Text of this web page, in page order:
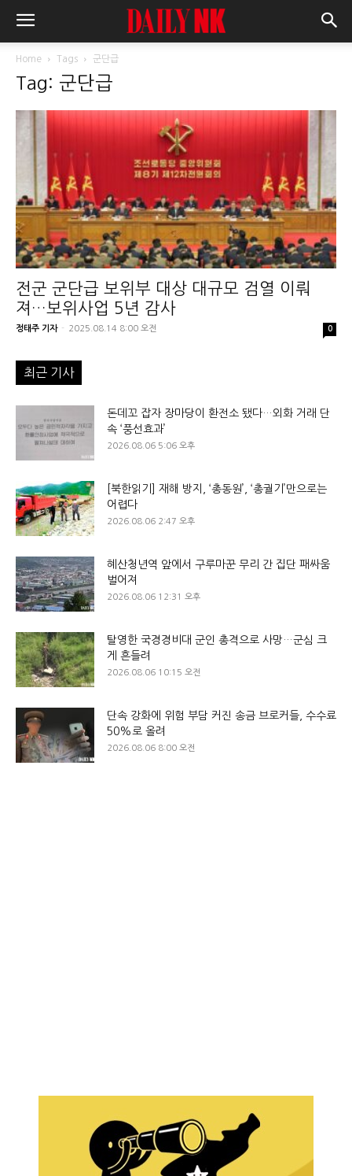
Home Tags 군단급
Tag: 군단급
전군 군단급 보위부 대상 대규모 검열 이뤄
져…보위사업 5년 감사
정태주 기자 - 2025.08.14 8:00 오전 0
최근 기사
돈데꼬 잡자 장마당이 환전소 됐다…외화 거래 단
속 ‘풍선효과’
2026.08.06 5:06 오후
[북한읽기] 재해 방지, ‘총동원’, ‘총궐기’만으로는
어렵다
2026.08.06 2:47 오후
혜산청년역 앞에서 구루마꾼 무리 간 집단 패싸움
벌어져
2026.08.06 12:31 오후
탈영한 국경경비대 군인 총격으로 사망…군심 크
게 흔들려
2026.08.06 10:15 오전
단속 강화에 위험 부담 커진 송금 브로커들, 수수료
50%로 올려
2026.08.06 8:00 오전